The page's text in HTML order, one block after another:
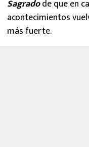
Sagradode que en
acontecimientos
más fuerte.